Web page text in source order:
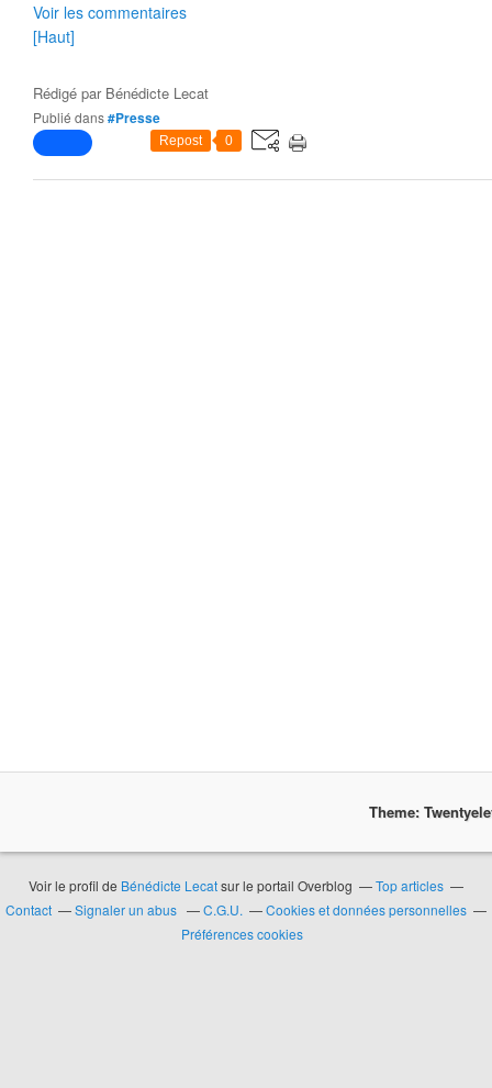
Voir les commentaires
[Haut]
Rédigé par Bénédicte Lecat
Publié dans#Presse
Repost 0
Theme:
Voir le profil de Bénédicte Lecatsur le portail Overblog
Top articles
Contact
Signaler un abus C.G.U.
Cookies et données personnelles
Préférences cookies